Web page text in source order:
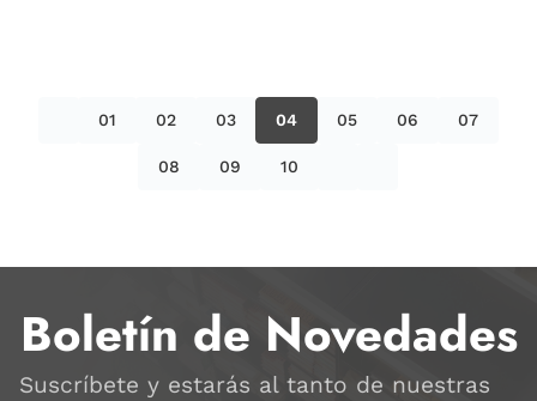
01 02 03 04 05 06 07
08 09 10
Boletín de Novedades
Suscríbete y estarás al tanto de nuestras